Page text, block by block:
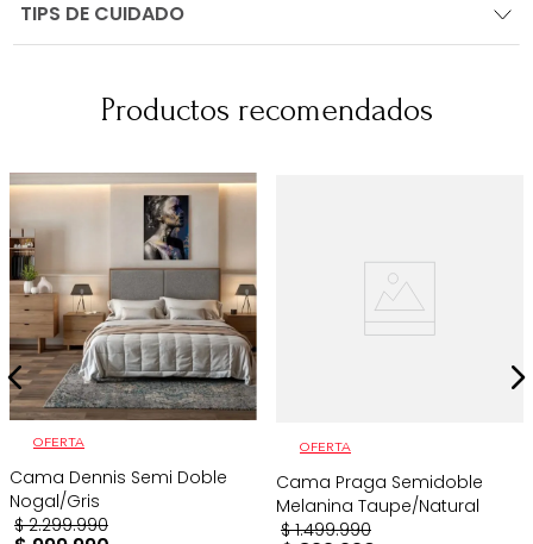
TIPS DE CUIDADO
Productos recomendados
OFERTA
Cama Dennis Semi Doble
Nogal/Gris
$ 2.299.990
OFERTA
Cama Praga Semidoble
Melanina Taupe/Natural
$ 1.499.990